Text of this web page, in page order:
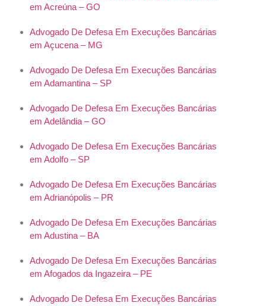
em Acreúna – GO
Advogado De Defesa Em Execuções Bancárias
em Açucena – MG
Advogado De Defesa Em Execuções Bancárias
em Adamantina – SP
Advogado De Defesa Em Execuções Bancárias
em Adelândia – GO
Advogado De Defesa Em Execuções Bancárias
em Adolfo – SP
Advogado De Defesa Em Execuções Bancárias
em Adrianópolis – PR
Advogado De Defesa Em Execuções Bancárias
em Adustina – BA
Advogado De Defesa Em Execuções Bancárias
em Afogados da Ingazeira – PE
Advogado De Defesa Em Execuções Bancárias